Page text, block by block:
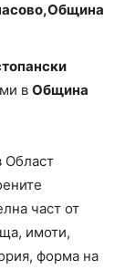
Община
в Община
Област
част от
имоти,
форма на